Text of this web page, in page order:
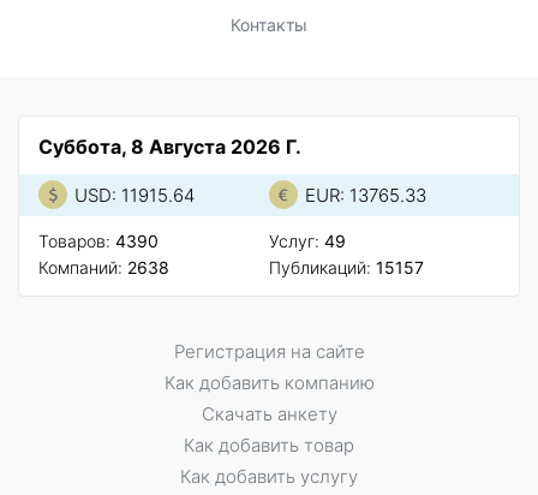
Контакты
Суббота, 8 Августа 2026 Г.
USD: 11915.64 EUR: 13765.33
Товаров: 4390
Компаний: 2638
Услуг: 49
Публикаций: 15157
Регистрация на сайте
Как добавить компанию
Скачать анкету
Как добавить товар
Как добавить услугу